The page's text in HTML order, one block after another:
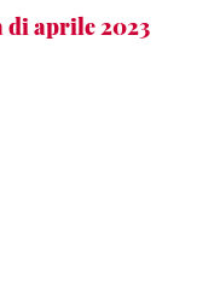
di aprile 2023